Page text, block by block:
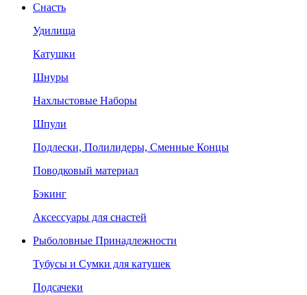
Снасть
Удилища
Катушки
Шнуры
Нахлыстовые Наборы
Шпули
Подлески, Полилидеры, Сменные Концы
Поводковый материал
Бэкинг
Аксессуары для снастей
Рыболовные Принадлежности
Тубусы и Сумки для катушек
Подсачеки